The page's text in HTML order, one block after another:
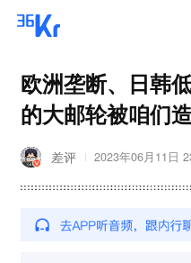
欧洲垄断、日韩
的大邮轮被咱们
差评 2023年06月11日